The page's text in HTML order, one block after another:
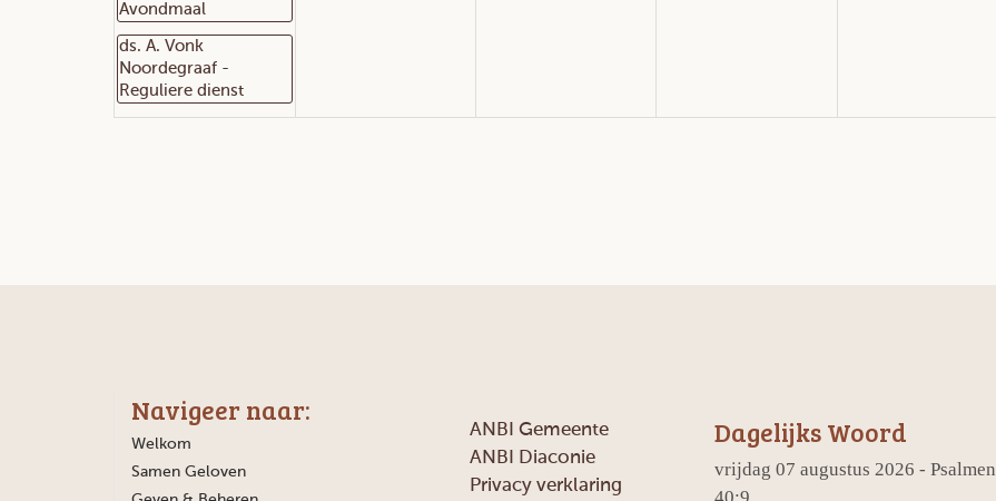
Avondmaal
ds. A. Vonk
Noordegraaf -
Reguliere dienst
Navigeer naar:
Welkom
Samen Geloven
ANBI Gemeente
ANBI Diaconie
Privacy verklaring
Dagelijks Woord
vrijdag 07 augustus 2026 - Psalmen